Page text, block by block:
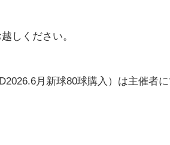
しください。
月新球80球購入）は主催者